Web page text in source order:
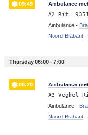
09:49 Ambulance
A2 Rit:
Ambulance -
Noord-Brabant-
Thursday 06:00 - 7:00
06:26 Ambulance
A2 Veghel
Ambulance -
Noord-Brabant-